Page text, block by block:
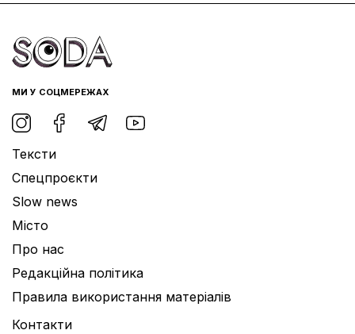
МИ У СОЦМЕРЕЖАХ
Тексти
Спецпроєкти
Slow news
Місто
Про нас
Редакційна політика
Правила використання матеріалів
Контакти